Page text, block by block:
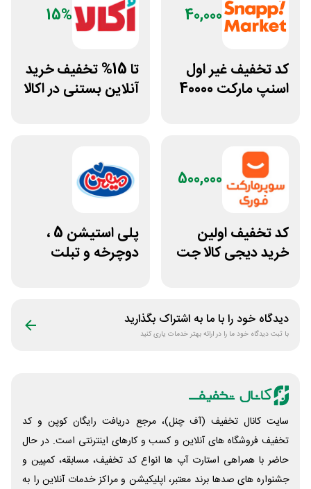
40,000
کد تخفیف غیر اول
اسنپ مارکت 40000
15%
تا 15% تخفیف خرید
آنلاین بستنی در اکالا
500,000
کد تخفیف اولین
خرید دیجی کالا جت
پلی استیشن 5 ،
دوچرخه و تبلت
دیدگاه خود را با ما به اشتراک بگذارید
با ثبت دیدگاه خود ما را در ارائه بهتر خدمات یاری کنید
سایت کانال تخفیف (آف چنل)، مرجع دریافت رایگان کوپن و کد
تخفیف فروشگاه های آنلاین و کسب و‌ کارهای اینترنتی است. در حال
حاضر با همراهی استارت آپ ها انواع کد تخفیف، مسابقه، کمپین و
جشنواره های صدها برند معتبر، اپلیکیشن و مراکز خدمات آنلاین را به